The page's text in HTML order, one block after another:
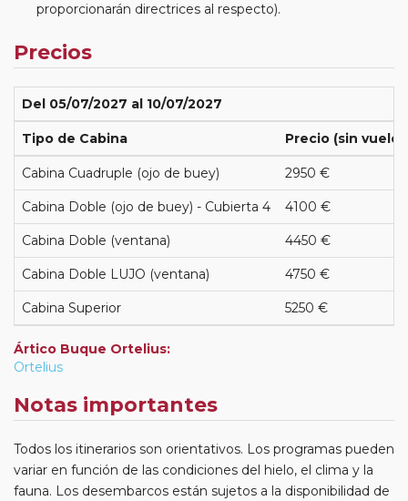
proporcionarán directrices al respecto).
Precios
Del 05/07/2027 al 10/07/2027
Tipo de Cabina Precio (sin
Cabina Cuadruple (ojo de buey) 2950 €
Cabina Doble (ojo de buey) - Cubierta 4 4100 €
Cabina Doble (ventana) 4450 €
Cabina Doble LUJO (ventana) 4750 €
Cabina Superior 5250 €
Ártico Buque Ortelius:
Ortelius
Notas importantes
Todos los itinerarios son orientativos. Los programas pueden
variar en función de las condiciones del hielo, el clima y la
fauna. Los desembarcos están sujetos a la disponibilidad de